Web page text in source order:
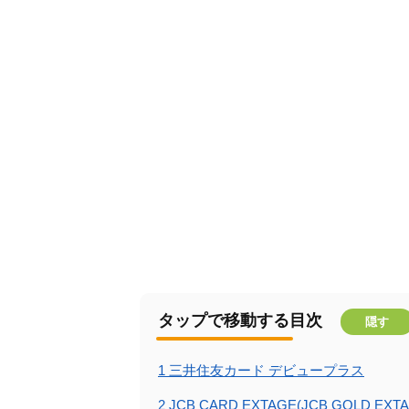
タップで移動する目次 隠す
1 三井住友カード デビュープラス
2 JCB CARD EXTAGE(JCB GOLD